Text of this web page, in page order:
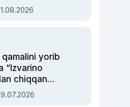
asrab
yorib
“Izvarino
chiqqan
— Ukraina